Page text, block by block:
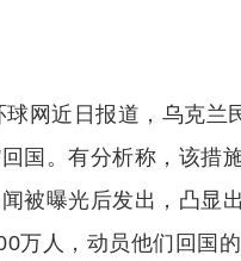
网近日报道，乌克
国。有分析称，该措
被曝光后发出，凸显
万人，动员他们回国